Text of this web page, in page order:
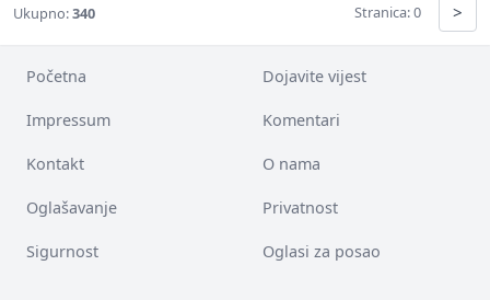
Ukupno:340 Stranica: 0 >
Početna Dojavite vijest
Impressum Komentari
Kontakt O nama
Oglašavanje Privatnost
Sigurnost Oglasi za posao